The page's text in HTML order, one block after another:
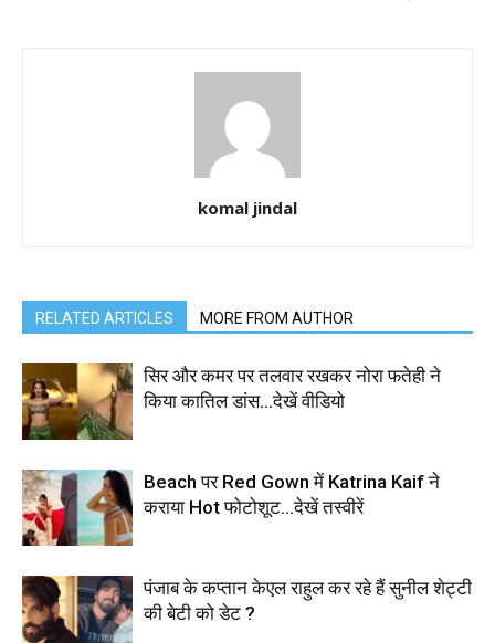
komal jindal
RELATED ARTICLES MORE FROM AUTHOR
सिर और कमर पर तलवार रखकर नोरा फतेही ने
किया कातिल डांस…देखें वीडियो
Beach पर Red Gown में Katrina Kaif ने
कराया Hot फोटोशूट…देखें तस्वीरें
पंजाब के कप्तान केएल राहुल कर रहे हैं सुनील शेट्टी
की बेटी को डेट ?